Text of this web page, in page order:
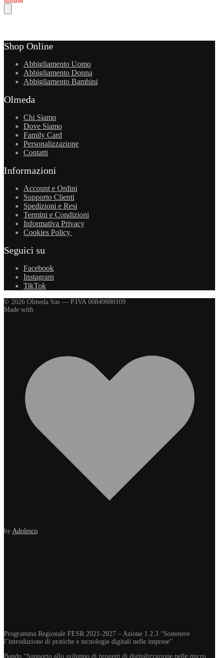
Shop Online
Abbigliamento Uomo
Abbigliamento Donna
Abbigliamento Bambini
Olmeda
Chi Siamo
Dove Siamo
Family Card
Personalizzazione
Contatti
Informazioni
Account e Ordini
Supporto Clienti
Spedizioni e Resi
Termini e Condizioni
Informativa Privacy
Cookies Policy
Seguici su
Facebook
Instagram
TikTok
© 2026 Olmeda Sas — P.IVA 00849880109
Made with
by Adolesco
Programma Regionale FESR 2021-2027 – Azione 1.2.3 “Sostenere
l’introduzione di pratiche e tecnologie digitali nelle imprese”
Bando “Supporto allo sviluppo di progetti di digitalizzazione nelle micro,